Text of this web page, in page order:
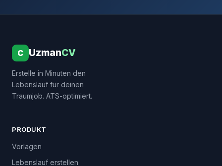
C UzmanCV
Erstelle in Minuten den
Lebenslauf für deinen
Traumjob. ATS-optimiert.
PRODUKT
Vorlagen
Lebenslauf erstellen